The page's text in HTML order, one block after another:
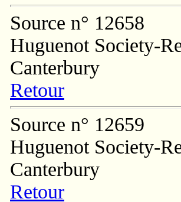
Source n° 12658
Huguenot Society-
Canterbury
Retour
Source n° 12659
Huguenot Society-
Canterbury
Retour